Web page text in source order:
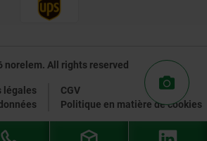
norelem. All rights reserved
légales
CGV
Politique en matière de cookies